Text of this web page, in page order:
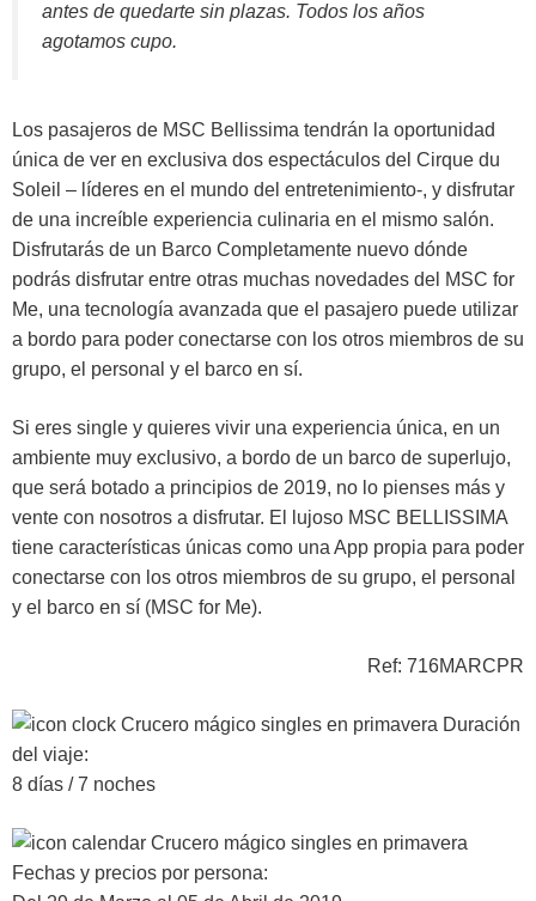
antes de quedarte sin plazas. Todos los años
agotamos cupo.
Los pasajeros de MSC Bellissima tendrán la oportunidad
única de ver en exclusiva dos espectáculos del Cirque du
Soleil – líderes en el mundo del entretenimiento-, y disfrutar
de una increíble experiencia culinaria en el mismo salón.
Disfrutarás de un Barco Completamente nuevo dónde
podrás disfrutar entre otras muchas novedades del MSC for
Me, una tecnología avanzada que el pasajero puede utilizar
a bordo para poder conectarse con los otros miembros de su
grupo, el personal y el barco en sí.
Si eres single y quieres vivir una experiencia única, en un
ambiente muy exclusivo, a bordo de un barco de superlujo,
que será botado a principios de 2019, no lo pienses más y
vente con nosotros a disfrutar. El lujoso MSC BELLISSIMA
tiene características únicas como una App propia para poder
conectarse con los otros miembros de su grupo, el personal
y el barco en sí (MSC for Me).
Ref: 716MARCPR
Duración
del viaje:
8 días / 7 noches
Fechas y precios por persona: